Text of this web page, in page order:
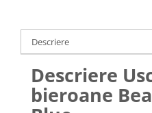
Descriere
Descriere
bieroane